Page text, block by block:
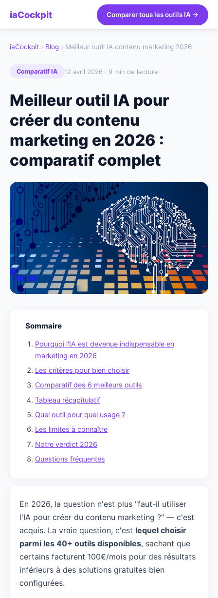
iaCockpit Comparer tous les outils IA →
iaCockpit › Blog › Meilleur outil IA contenu marketing 2026
Comparatif IA 12 avril 2026 · 9 min de lecture
Meilleur outil IA pour
créer du contenu
marketing en 2026 :
comparatif complet
Sommaire
Pourquoi l'IA est devenue indispensable en
marketing en 2026
Les critères pour bien choisir
Comparatif des 6 meilleurs outils
Tableau récapitulatif
Quel outil pour quel usage ?
Les limites à connaître
Notre verdict 2026
Questions fréquentes
En 2026, la question n'est plus "faut-il utiliser
l'IA pour créer du contenu marketing ?" — c'est
acquis. La vraie question, c'est lequel choisir
parmi les 40+ outils disponibles, sachant que
certains facturent 100€/mois pour des résultats
inférieurs à des solutions gratuites bien
configurées.